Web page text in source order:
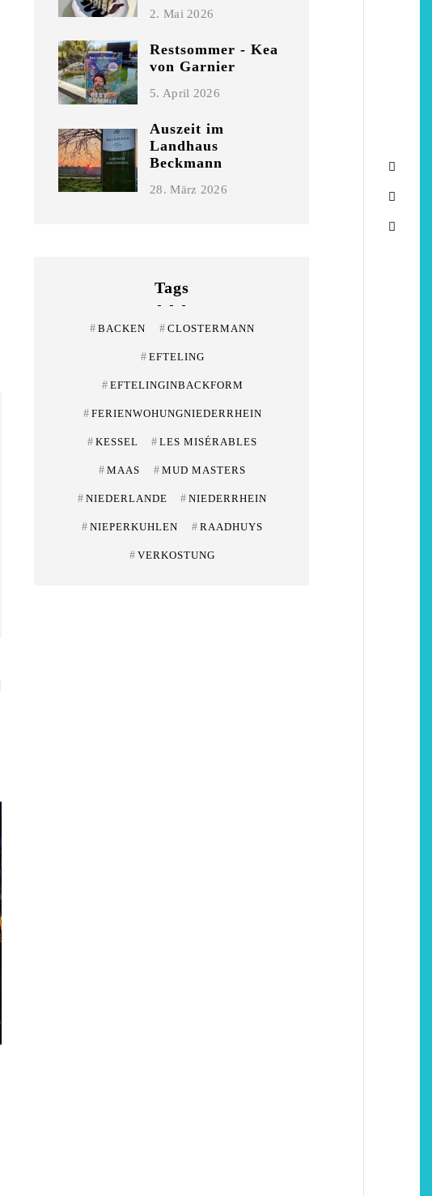
Die schönsten Hofcafés am
Niederrhein
2. Mai 2026
2. Mai 2026
Restsommer - Kea
von Garnier
5. April 2026
Auszeit im
Landhaus
Beckmann
28. März 2026
Tags
# BACKEN # CLOSTERMANN
# EFTELING
# EFTELINGINBACKFORM
# FERIENWOHUNGNIEDERRHEIN
# KESSEL # LES MISÉRABLES
# MAAS # MUD MASTERS
# NIEDERLANDE # NIEDERRHEIN
# NIEPERKUHLEN # RAADHUYS
# VERKOSTUNG